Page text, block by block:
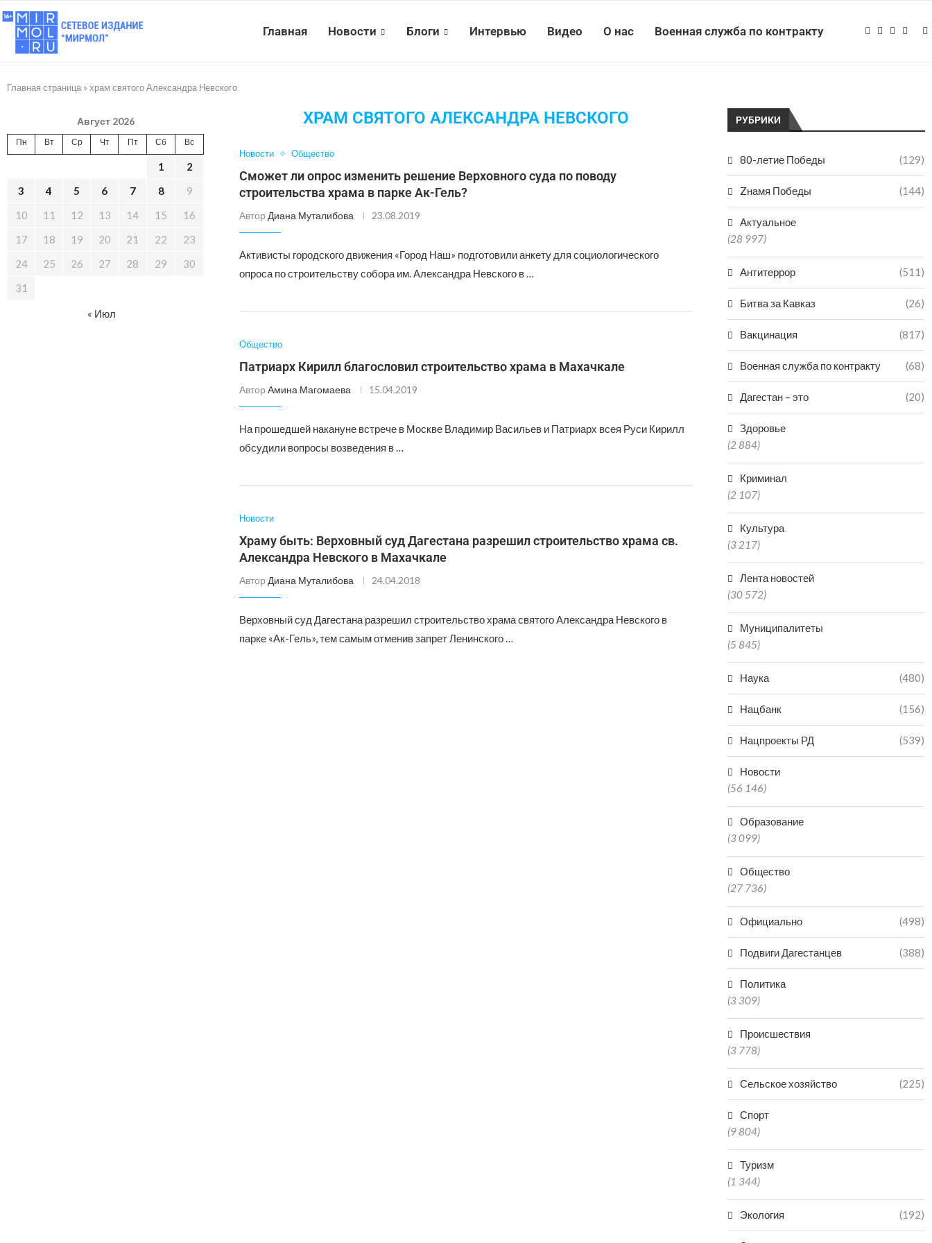
Главная Новости Блоги Интервью Видео О нас Военная служба по контракту
Главная страница » храм святого Александра Невского
ХРАМ СВЯТОГО АЛЕКСАНДРА НЕВСКОГО
Новости Общество
Сможет ли опрос изменить решение Верховного суда по поводу
строительства храма в парке Ак-Гель?
Автор Диана Муталибова 23.08.2019
Активисты городского движения «Город Наш» подготовили анкету для социологического
опроса по строительству собора им. Александра Невского в …
Общество
Патриарх Кирилл благословил строительство храма в Махачкале
Автор Амина Магомаева 15.04.2019
На прошедшей накануне встрече в Москве Владимир Васильев и Патриарх всея Руси Кирилл
обсудили вопросы возведения в …
Новости
Храму быть: Верховный суд Дагестана разрешил строительство храма св.
Александра Невского в Махачкале
Автор Диана Муталибова 24.04.2018
Верховный суд Дагестана разрешил строительство храма святого Александра Невского в
парке «Ак-Гель», тем самым отменив запрет Ленинского …
РУБРИКИ
80-летие Победы (129)
Zнамя Победы (144)
Актуальное
(28 997)
Антитеррор (511)
Битва за Кавказ (26)
Вакцинация (817)
Военная служба по контракту (68)
Дагестан – это (20)
Здоровье
(2 884)
Криминал
(2 107)
Культура
(3 217)
Лента новостей
(30 572)
Муниципалитеты
(5 845)
Наука (480)
Нацбанк (156)
Нацпроекты РД (539)
Новости
(56 146)
Образование
(3 099)
Общество
(27 736)
Официально (498)
Подвиги Дагестанцев (388)
Политика
(3 309)
Происшествия
(3 778)
Сельское хозяйство (225)
Спорт
(9 804)
Туризм
(1 344)
Экология (192)
Август 2026
Пн Вт Ср Чт Пт Сб Вс
1
2
3
4 5 6 7 8
9
10
11 12 13 14 15
16
17
18 19 20 21 22
23
24
25 26 27 28 29
30
31
« Июл